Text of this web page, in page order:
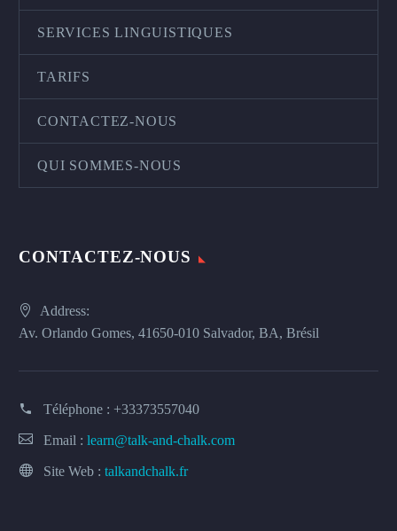
SERVICES LINGUISTIQUES
TARIFS
CONTACTEZ-NOUS
QUI SOMMES-NOUS
CONTACTEZ-NOUS
Address:
Av. Orlando Gomes, 41650-010 Salvador, BA, Brésil
Téléphone : +33373557040
Email : learn@talk-and-chalk.com
Site Web : talkandchalk.fr